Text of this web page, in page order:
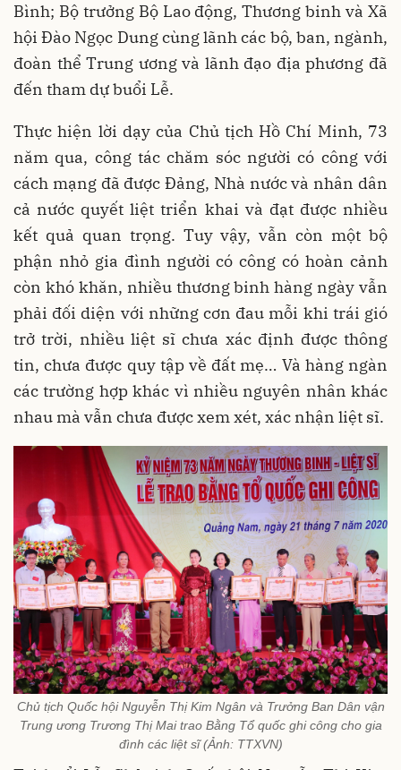
Bình; Bộ trưởng Bộ Lao động, Thương binh và Xã
hội Đào Ngọc Dung cùng lãnh các bộ, ban, ngành,
đoàn thể Trung ương và lãnh đạo địa phương đã
đến tham dự buổi Lễ.
Thực hiện lời dạy của Chủ tịch Hồ Chí Minh, 73
năm qua, công tác chăm sóc người có công với
cách mạng đã được Đảng, Nhà nước và nhân dân
cả nước quyết liệt triển khai và đạt được nhiều
kết quả quan trọng. Tuy vậy, vẫn còn một bộ
phận nhỏ gia đình người có công có hoàn cảnh
còn khó khăn, nhiều thương binh hàng ngày vẫn
phải đối diện với những cơn đau mỗi khi trái gió
trở trời, nhiều liệt sĩ chưa xác định được thông
tin, chưa được quy tập về đất mẹ… Và hàng ngàn
các trường hợp khác vì nhiều nguyên nhân khác
nhau mà vẫn chưa được xem xét, xác nhận liệt sĩ.
Chủ tịch Quốc hội Nguyễn Thị Kim Ngân và Trưởng Ban Dân vận
Trung ương Trương Thị Mai trao Bằng Tổ quốc ghi công cho gia
đình các liệt sĩ (Ảnh: TTXVN)